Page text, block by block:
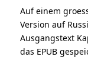
Auf einem
Version auf
Ausgangstext
das EPUB